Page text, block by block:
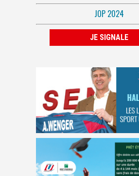
JOP 2024
JE SIGNALE